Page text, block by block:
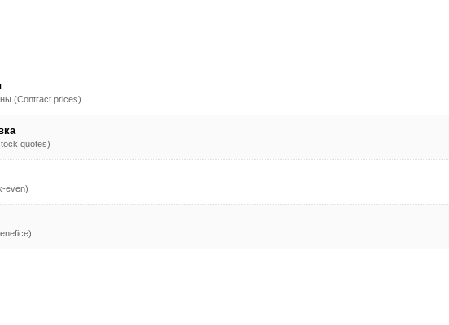
(Contract prices)
quotes)
even)